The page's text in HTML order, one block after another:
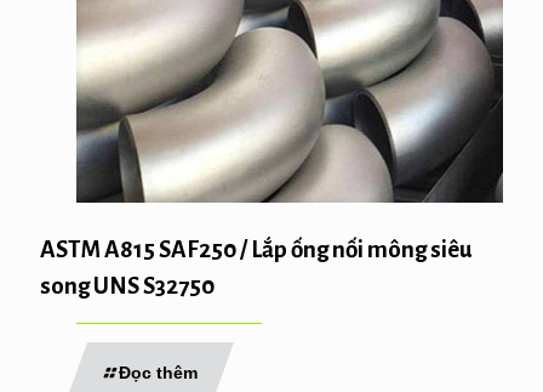
ASTM A815 SAF250 / Lắp ống nối mông siêu
song UNS S32750
Đọc thêm